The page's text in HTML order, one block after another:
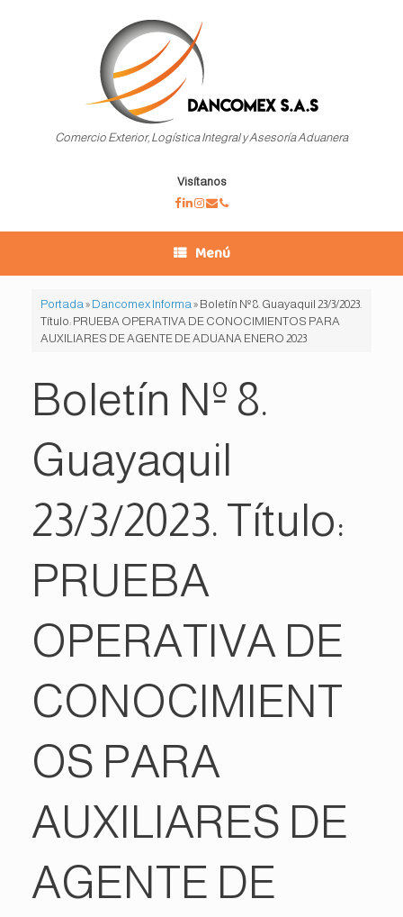
Comercio Exterior, Logística Integral y Asesoría Aduanera
Visítanos
Menú
Portada » Dancomex Informa » Boletín Nº 8. Guayaquil 23/3/2023.
Título: PRUEBA OPERATIVA DE CONOCIMIENTOS PARA
AUXILIARES DE AGENTE DE ADUANA ENERO 2023
Boletín Nº 8.
Guayaquil
23/3/2023. Título:
PRUEBA
OPERATIVA DE
CONOCIMIENT
OS PARA
AUXILIARES DE
AGENTE DE